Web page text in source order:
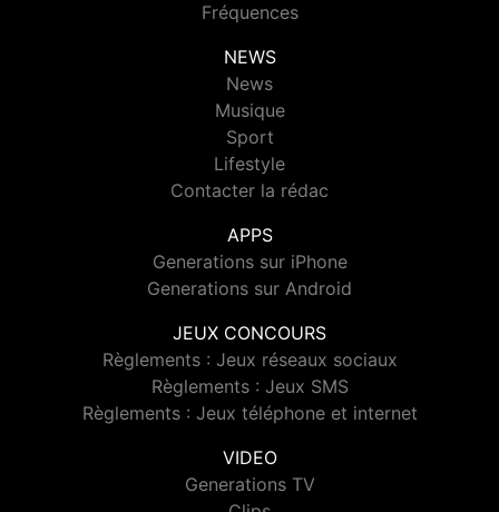
Fréquences
NEWS
News
Musique
Sport
Lifestyle
Contacter la rédac
APPS
Generations sur iPhone
Generations sur Android
JEUX CONCOURS
Règlements : Jeux réseaux sociaux
Règlements : Jeux SMS
Règlements : Jeux téléphone et internet
VIDEO
Generations TV